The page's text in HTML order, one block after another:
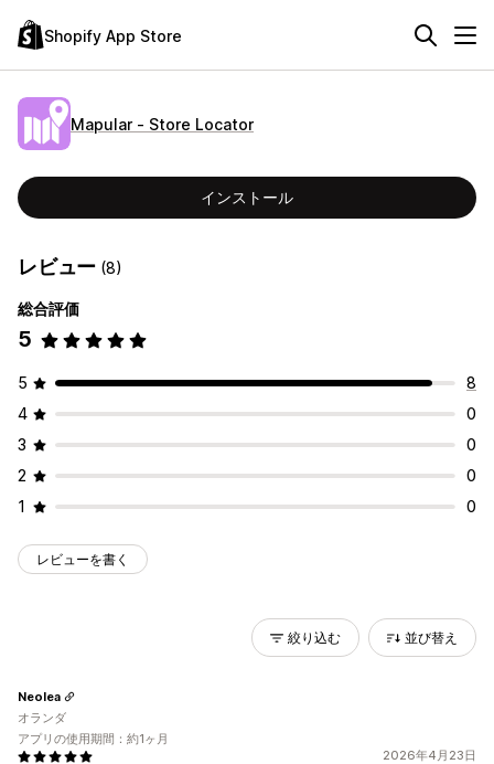
Shopify App Store
Mapular ‑ Store Locator
インストール
レビュー (8)
総合評価
5
5
8
4
0
3
0
2
0
1
0
レビューを書く
絞り込む 並び替え
2026年4月23日
Neolea
オランダ
アプリの使用期間：約1ヶ月